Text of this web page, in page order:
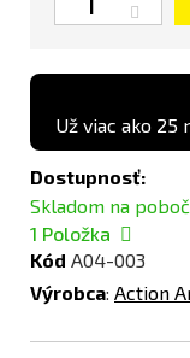
Už viac ako 25
Dostupnosť:
Skladom na
1 Položka
Kód A04-003
Výrobca: Action